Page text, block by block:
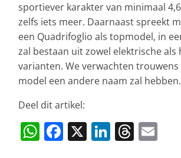
sportiever karakter van minimaal
zelfs iets meer. Daarnaast spreekt
een Quadrifoglio als topmodel, in
zal bestaan uit zowel elektrische als
varianten. We verwachten
model een andere naam zal hebben.
Deel dit artikel:
W F X Li T